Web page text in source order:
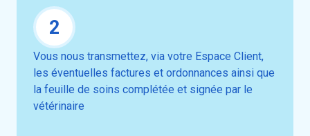
2
Vous nous transmettez, via votre Espace Client,
les éventuelles factures et ordonnances ainsi que
la feuille de soins complétée et signée par le
vétérinaire